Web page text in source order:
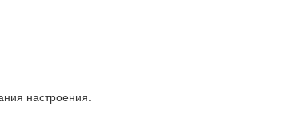
настроения.